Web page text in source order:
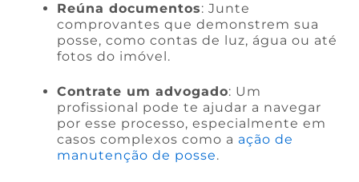
Reúna documentos: Junte
comprovantes que demonstrem sua
posse, como contas de luz, água ou até
fotos do imóvel.
Contrate um advogado: Um
profissional pode te ajudar a navegar
por esse processo, especialmente em
casos complexos como a ação de
manutenção de posse.